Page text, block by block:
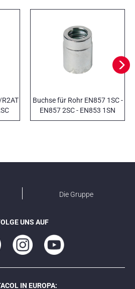
Buchse für Rohr EN857 1SC -
EN857 2SC - EN853 1SN
Die Gruppe
UNS AUF
IN EUROPA: